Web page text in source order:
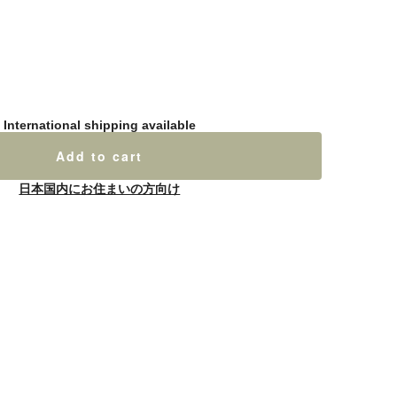
International shipping available
Add to cart
日本国内にお住まいの方向け